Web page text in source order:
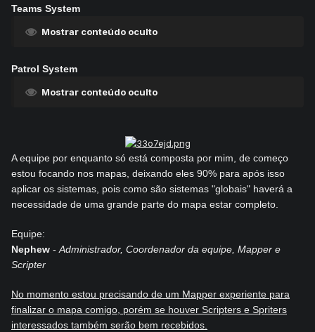
Teams System
Mostrar conteúdo oculto
Patrol System
Mostrar conteúdo oculto
A equipe por enquanto só está composta por mim, de começo
estou focando nos mapas, deixando eles 90% para após isso
aplicar os sistemas, pois como são sistemas "globais" haverá a
necessidade de uma grande parte do mapa estar completo.
Equipe:
Nephew -Administrador, Coordenador da equipe, Mapper e
Scripter
No momento estou precisando de um Mapper experiente para
finalizar o mapa comigo, porém se houver Scripters e Spriters
interessados também serão bem recebidos.